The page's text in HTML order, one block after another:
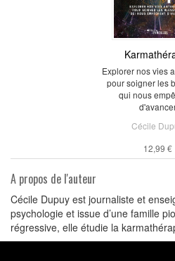
Explorer nos vies
pour soigner les
qui nous
Cécile
12,99 €
A propos de l'auteur
Cécile Dupuy est journaliste et
psychologie et issue d’une famille
régressive, elle étudie la